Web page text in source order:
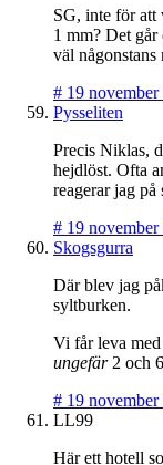
SG, inte för att
1 mm? Det
väl
# 19
Pysseliten
Precis Niklas,
hejdlöst. Ofta
reagerar jag
# 19
Skogsgurra
Där blev jag
syltburken.
Vi får leva med
ungefär2 och
# 19
LL99
Här ett hotell